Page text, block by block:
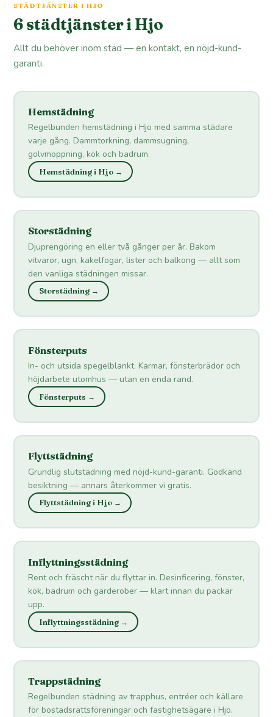
STÄDTJÄNSTER I HJO
6 städtjänster i Hjo
Allt du behöver inom städ — en kontakt, en nöjd-kund-
garanti.
Hemstädning
Regelbunden hemstädning i Hjo med samma städare
varje gång. Dammtorkning, dammsugning,
golvmoppning, kök och badrum.
Hemstädning i Hjo →
Storstädning
Djuprengöring en eller två gånger per år. Bakom
vitvaror, ugn, kakelfogar, lister och balkong — allt som
den vanliga städningen missar.
Storstädning →
Fönsterputs
In- och utsida spegelblankt. Karmar, fönsterbrädor och
höjdarbete utomhus — utan en enda rand.
Fönsterputs →
Flyttstädning
Grundlig slutstädning med nöjd-kund-garanti. Godkänd
besiktning — annars återkommer vi gratis.
Flyttstädning i Hjo →
Inflyttningsstädning
Rent och fräscht när du flyttar in. Desinficering, fönster,
kök, badrum och garderober — klart innan du packar
upp.
Inflyttningsstädning →
Trappstädning
Regelbunden städning av trapphus, entréer och källare
för bostadsrättsföreningar och fastighetsägare i Hjo.